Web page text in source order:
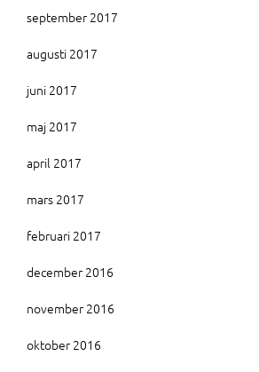
september 2017
augusti 2017
juni 2017
maj 2017
april 2017
mars 2017
februari 2017
december 2016
november 2016
oktober 2016